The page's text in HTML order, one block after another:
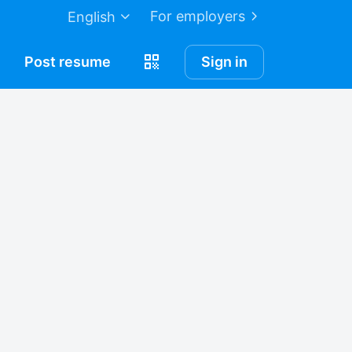
For employers
English
Post resume Sign in